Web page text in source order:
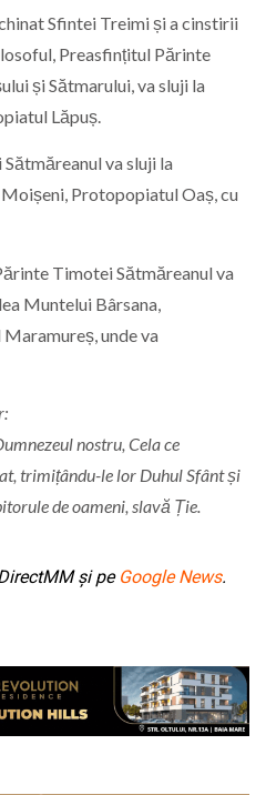
Sfintei Treimi și a cinstirii
Preasfințitul Părinte
și Sătmarului, va sluji la
Lăpuș.
va sluji la
Protopopiatul Oaș, cu
Timotei Sătmăreanul va
Muntelui Bârsana,
unde va
nostru, Cela ce
trimițându-le lor Duhul Sfânt și
de oameni, slavă Ție.
și pe Google News.